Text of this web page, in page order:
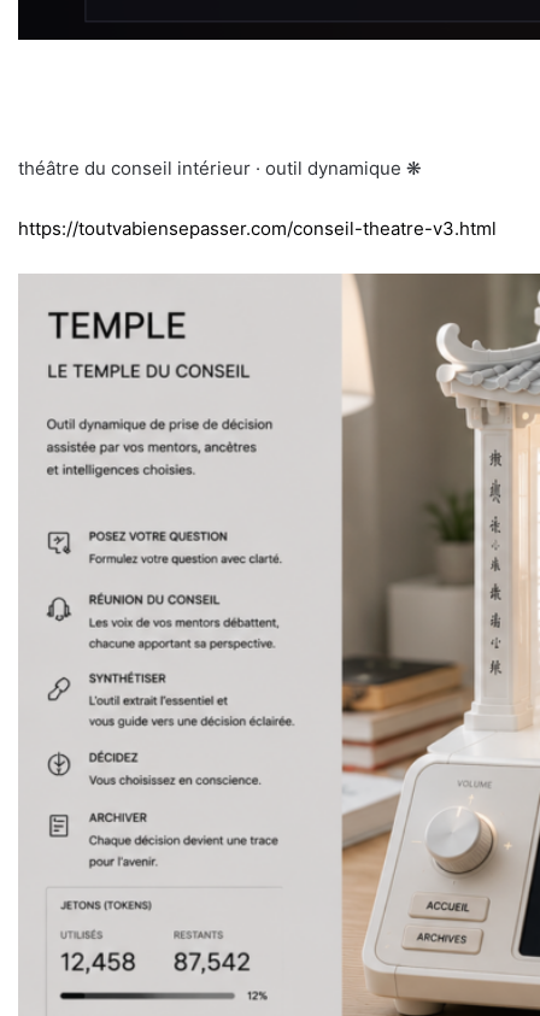
théâtre du conseil intérieur · outil dynamique ❋
https://toutvabiensepasser.com/conseil-theatre-v3.html